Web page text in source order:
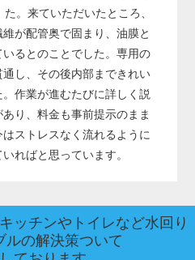
た。来ていただいたところ、
が配管奥で固まり、油膜と
るとのことでした。専用の
し、その後内部まできれい
作業が進むたびに詳しく説
り、料金も事前提示のまま
ストレスなく流れるように
ればと思っています。
ッチンやトイレなど水回り
ルの解決策ついて